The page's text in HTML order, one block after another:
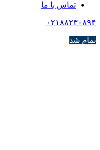
تماس با ما
۰۲۱۸۸۲۳۰۸۹۴
تمام شد